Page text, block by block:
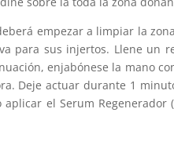
empezar a limpiar la
para sus injertos. Llene un
enjabónese la mano
Deje actuar durante 1
el Serum